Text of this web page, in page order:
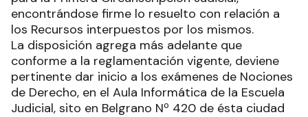
encontrándose firme lo resuelto con relación a
los Recursos interpuestos por los mismos.
La disposición agrega más adelante que
conforme a la reglamentación vigente, deviene
pertinente dar inicio a los exámenes de Nociones
de Derecho, en el Aula Informática de la Escuela
Judicial, sito en Belgrano Nº 420 de ésta ciudad